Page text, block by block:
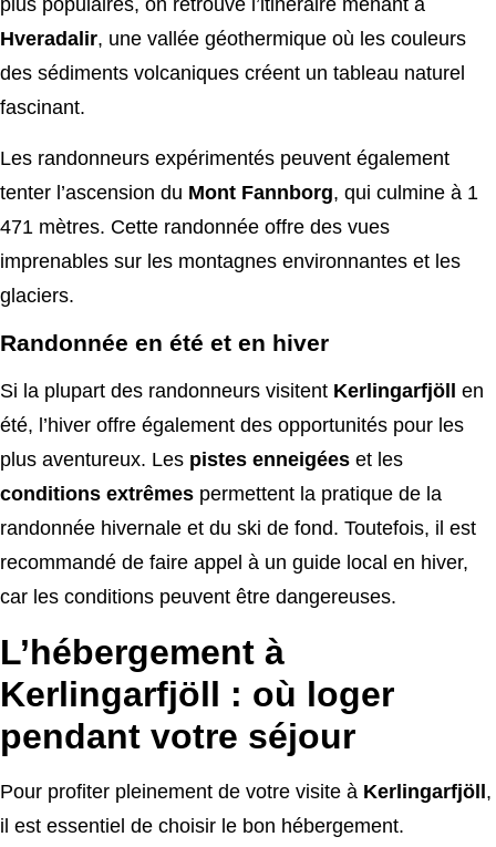
plus populaires, on retrouve l’itinéraire menant à
Hveradalir, une vallée géothermique où les couleurs
des sédiments volcaniques créent un tableau naturel
fascinant.
Les randonneurs expérimentés peuvent également
tenter l’ascension du Mont Fannborg, qui culmine à 1
471 mètres. Cette randonnée offre des vues
imprenables sur les montagnes environnantes et les
glaciers.
Randonnée en été et en hiver
Si la plupart des randonneurs visitent Kerlingarfjöll
en
été, l’hiver offre également des opportunités pour les
plus aventureux. Les pistes enneigées et les
conditions extrêmes permettent la pratique de la
randonnée hivernale et du ski de fond. Toutefois, il est
recommandé de faire appel à un guide local en hiver,
car les conditions peuvent être dangereuses.
L’hébergement à
Kerlingarfjöll : où loger
pendant votre séjour
Pour profiter pleinement de votre visite à Kerlingarfjöll,
il est essentiel de choisir le bon hébergement.